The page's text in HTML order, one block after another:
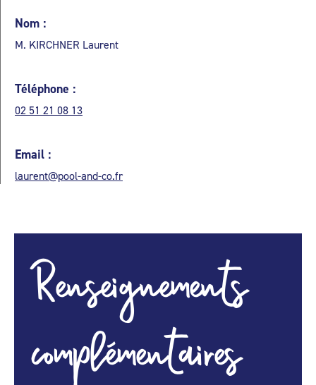
Nom :
M. KIRCHNER Laurent
Téléphone :
02 51 21 08 13
Email :
laurent@pool-and-co.fr
Renseignements
complémentaires